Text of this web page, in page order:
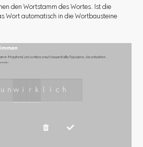
den Wortstamm des Wortes. Ist die
Wort automatisch in die Wortbausteine